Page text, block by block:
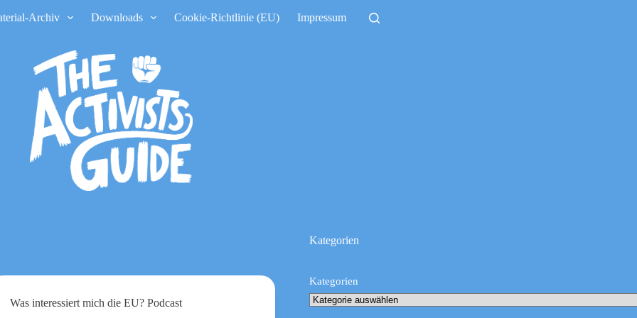
Archiv Downloads Cookie-Richtlinie (EU) Impressum
Was interessiert mich die EU? Podcast
Kategorien
Kategorien